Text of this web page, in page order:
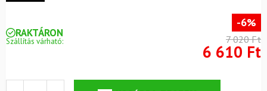
RAKTÁRON
Szállítás várható:
-6%
7 020 Ft
6 610 Ft